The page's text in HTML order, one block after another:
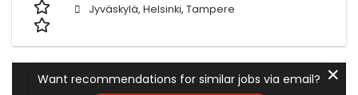
Jyväskylä, Helsinki, Tampere
Want recommendations for similar jobs via email? ✕